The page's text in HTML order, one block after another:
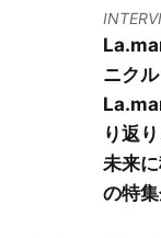
ニクル
り返り
未来
の特